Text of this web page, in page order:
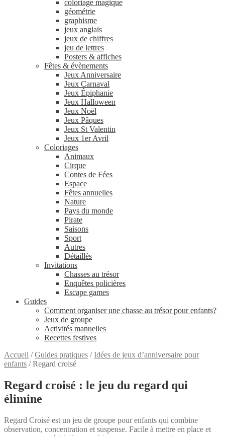
coloriage magique
géométrie
graphisme
jeux anglais
jeux de chiffres
jeu de lettres
Posters & affiches
Fêtes & évènements
Jeux Anniversaire
Jeux Carnaval
Jeux Épiphanie
Jeux Halloween
Jeux Noël
Jeux Pâques
Jeux St Valentin
Jeux 1er Avril
Coloriages
Animaux
Cirque
Contes de Fées
Espace
Fêtes annuelles
Nature
Pays du monde
Pirate
Saisons
Sport
Autres
Détaillés
Invitations
Chasses au trésor
Enquêtes policières
Escape games
Guides
Comment organiser une chasse au trésor pour enfants?
Jeux de groupe
Activités manuelles
Recettes festives
Accueil /Guides pratiques /Idées de jeux d’anniversaire pour
enfants /Regard croisé
Regard croisé : le jeu du regard qui
élimine
Regard Croisé est un jeu de groupe pour enfants qui combine
observation, concentration et suspense. Facile à mettre en place et